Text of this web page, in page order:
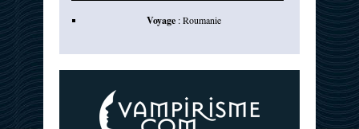
Voyage:Roumanie